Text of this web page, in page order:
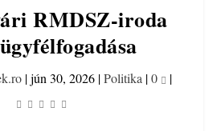
RMDSZ-iroda
|jún 30, 2026|Politika |0 |